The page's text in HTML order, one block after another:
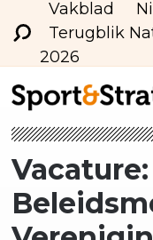
Vakblad
Terugblik
2026
Vacature: